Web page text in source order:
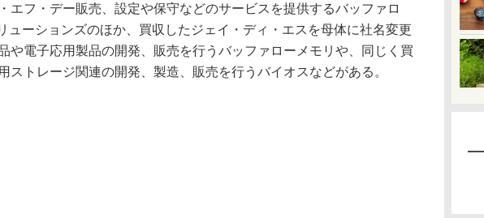
エフ・デー販売、設定や保守などのサービスを提供するバッファロ
ューションズのほか、買収したジェイ・ディ・エスを母体に社名変更
や電子応用製品の開発、販売を行うバッファローメモリや、同じく買
ストレージ関連の開発、製造、販売を行うバイオスなどがある。